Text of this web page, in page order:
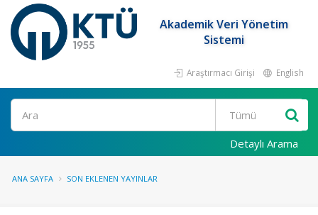
Akademik Veri Yönetim
Sistemi
Araştırmacı Girişi English
Ara
Detaylı Arama
ANA SAYFA SON EKLENEN YAYINLAR